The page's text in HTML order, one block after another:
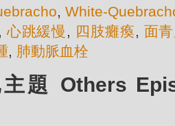
,White-
,心跳緩慢 , 四肢癱瘓, 面
, 肺動脈血栓
題 Others